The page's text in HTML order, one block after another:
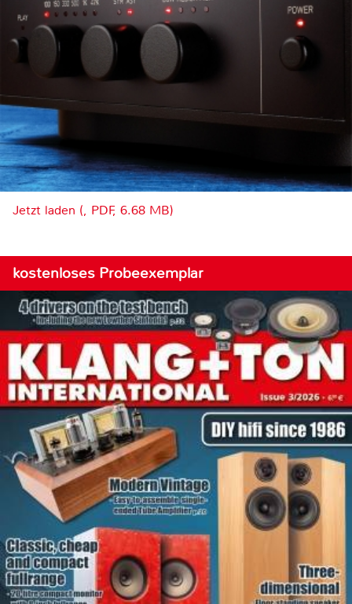
Jetzt laden (, PDF, 6.68 MB)
kostenloses Probeexemplar